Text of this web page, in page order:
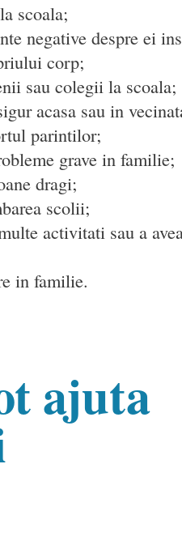
scoala;
negative despre ei
corp;
sau colegii la scoala;
acasa sau in
parintilor;
grave in familie;
dragi;
scolii;
activitati sau a
in familie.
ajuta